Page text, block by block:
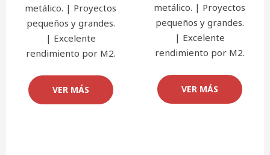
metálico. | Proyectos
pequeños y grandes.
| Excelente
rendimiento por M2.
VER MÁS
metálico. | Proyectos
pequeños y grandes.
| Excelente
rendimiento por M2.
VER MÁS